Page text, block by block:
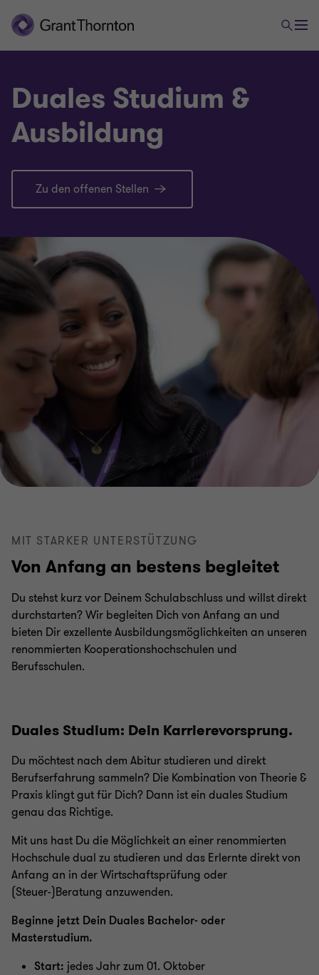
Duales Studium &
Ausbildung
Zu den offenen Stellen
MIT STARKER UNTERSTÜTZUNG
Von Anfang an bestens begleitet
Du stehst kurz vor Deinem Schulabschluss und willst direkt
durchstarten? Wir begleiten Dich von Anfang an und
bieten Dir exzellente Ausbildungsmöglichkeiten an unseren
renommierten Kooperationshochschulen und
Berufsschulen.
Duales Studium: Dein Karrierevorsprung.
Du möchtest nach dem Abitur studieren und direkt
Berufserfahrung sammeln? Die Kombination von Theorie &
Praxis klingt gut für Dich? Dann ist ein duales Studium
genau das Richtige.
Mit uns hast Du die Möglichkeit an einer renommierten
Hochschule dual zu studieren und das Erlernte direkt von
Anfang an in der Wirtschaftsprüfung oder
(Steuer-)Beratung anzuwenden.
Beginne jetzt Dein Duales Bachelor- oder
Masterstudium.
Start: jedes Jahr zum 01. Oktober